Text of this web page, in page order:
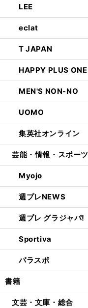
LEE
eclat
T JAPAN
HAPPY PLUS ONE
MEN'S NON-NO
UOMO
集英社オンライン
芸能・情報・スポーツ
Myojo
週プレNEWS
週プレ グラジャパ!
Sportiva
パラスポ
書籍
文芸・文庫・総合